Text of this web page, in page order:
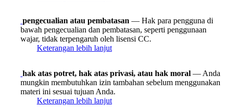
pengecualian atau pembatasan — Hak para pengguna di
bawah pengecualian dan pembatasan, seperti penggunaan
wajar, tidak terpengaruh oleh lisensi CC.
Keterangan lebih lanjut
hak atas potret, hak atas privasi, atau hak moral — Anda
mungkin membutuhkan izin tambahan sebelum menggunakan
materi ini sesuai tujuan Anda.
Keterangan lebih lanjut